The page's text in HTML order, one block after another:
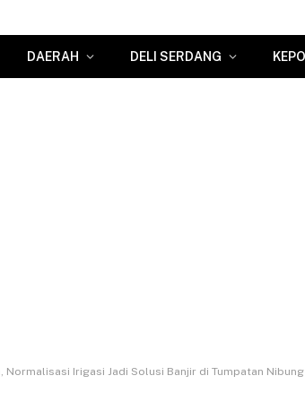
DAERAH DELI SERDANG
Normalisasi Irigasi Jadi Solusi Banjir di Tumpatan Nibung